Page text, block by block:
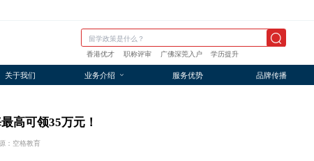
香港优才 职称评审 广佛深莞入户 学历提升
关于我们 业务介绍 服务优势 品牌传播
高可领35万元！
：空格教育